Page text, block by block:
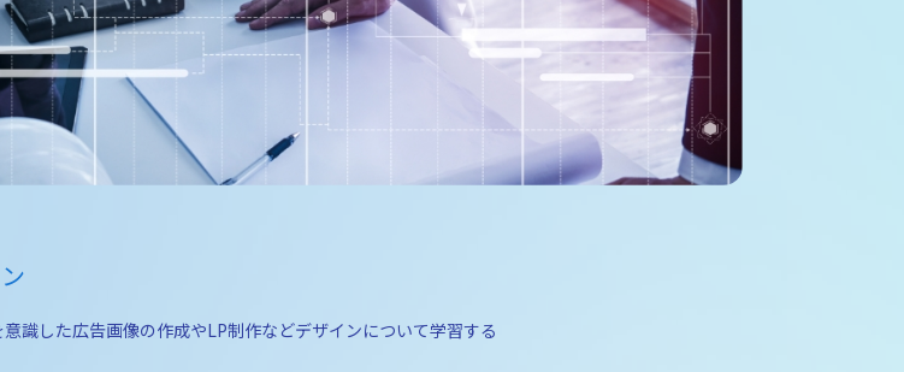
識した広告画像の作成やLP制作などデザインについて学習する